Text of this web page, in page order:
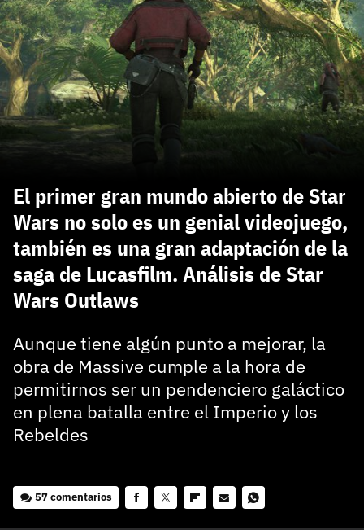
El primer gran mundo abierto de Star
Wars no solo es un genial videojuego,
también es una gran adaptación de la
saga de Lucasfilm. Análisis de Star
Wars Outlaws
Aunque tiene algún punto a mejorar, la
obra de Massive cumple a la hora de
permitirnos ser un pendenciero galáctico
en plena batalla entre el Imperio y los
Rebeldes
57 comentarios
¿Todavía no tienes cuenta?
Regístrate gratis
El inicio de sesión con Facebook ya no está
Recupera tu acceso con Facebook
carácter inicial), pero no mayúsculas, espacios, tildes
o caracteres especiales.
He leído y acepto lapolitica de privacidad y
de participación
Registrarse en 3DJuegos
Entra con Google
¿Ya tienes cuenta?